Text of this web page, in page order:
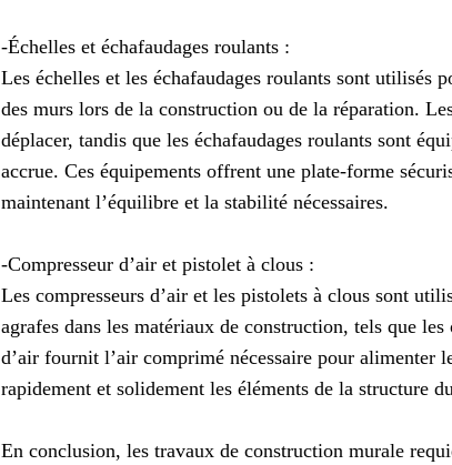
-Échelles et échafaudages roulants :
Les échelles et les échafaudages roulants sont utilisés
des murs lors de la construction ou de la réparation.
déplacer, tandis que les échafaudages roulants sont
accrue. Ces équipements offrent une plate-forme
maintenant l’équilibre et la stabilité nécessaires.
-Compresseur d’air et pistolet à clous :
Les compresseurs d’air et les pistolets à clous sont
agrafes dans les matériaux de construction, tels que
d’air fournit l’air comprimé nécessaire pour alimenter
rapidement et solidement les éléments de la structure
En conclusion, les travaux de construction murale